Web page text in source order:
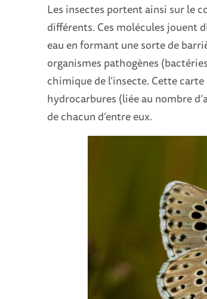
Les insectes portent ainsi sur le
différents. Ces molécules jouent
eau en formant une sorte de
organismes pathogènes
chimique de l’insecte. Cette
hydrocarbures (liée au nombre
de chacun d’entre eux.